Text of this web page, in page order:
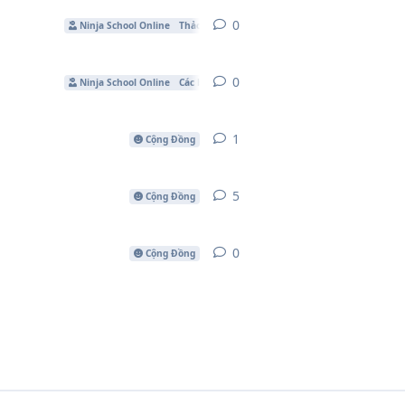
Ninja School Online Thảo luận 0
Ninja School Online Các bản mod0
Cộng Đồng 1
Cộng Đồng 5
Cộng Đồng 0